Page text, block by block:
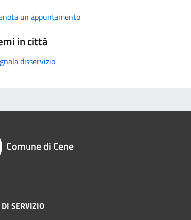
un appuntamento
in città
disservizio
Comune di Cene
DI SERVIZIO